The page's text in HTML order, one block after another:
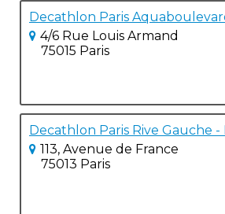
Decathlon Paris
4/6 Rue Louis Armand
75015 Paris
Decathlon Paris Rive Gauche -
113, Avenue de France
75013 Paris